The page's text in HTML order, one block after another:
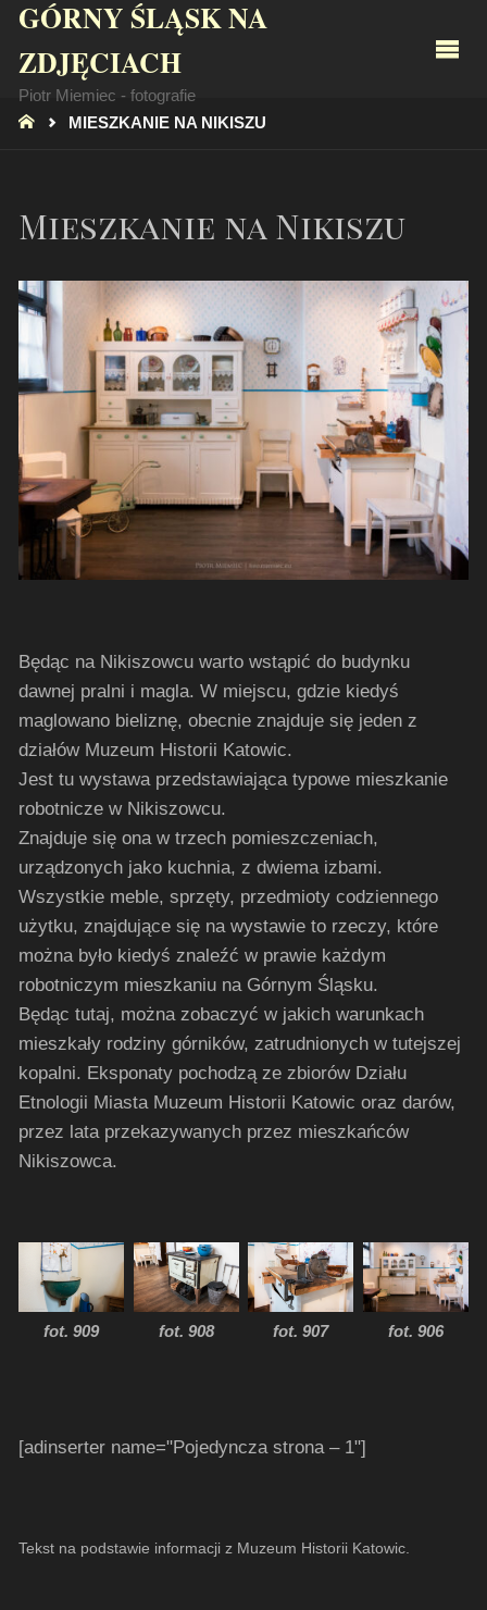
GÓRNY ŚLĄSK NA
ZDJĘCIACH
Piotr Miemiec - fotografie
STRONA
MIESZKANIE NA NIKISZU
Mieszkanie na Nikiszu
Będąc na Nikiszowcu warto wstąpić do budynku
dawnej pralni i magla. W miejscu, gdzie kiedyś
maglowano bieliznę, obecnie znajduje się jeden z
działów Muzeum Historii Katowic.
Jest tu wystawa przedstawiająca typowe mieszkanie
robotnicze w Nikiszowcu.
Znajduje się ona w trzech pomieszczeniach,
urządzonych jako kuchnia, z dwiema izbami.
Wszystkie meble, sprzęty, przedmioty codziennego
użytku, znajdujące się na wystawie to rzeczy, które
można było kiedyś znaleźć w prawie każdym
robotniczym mieszkaniu na Górnym Śląsku.
Będąc tutaj, można zobaczyć w jakich warunkach
mieszkały rodziny górników, zatrudnionych w tutejszej
kopalni. Eksponaty pochodzą ze zbiorów Działu
Etnologii Miasta Muzeum Historii Katowic oraz darów,
przez lata przekazywanych przez mieszkańców
Nikiszowca.
fot. 909 fot. 908 fot. 907 fot. 906
[adinserter name="Pojedyncza strona – 1"]
Tekst na podstawie informacji z Muzeum Historii Katowic.